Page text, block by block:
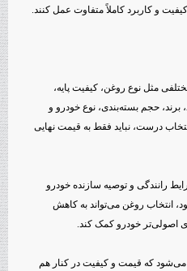
و کاربرد کاملاً متفاوت عمل کنند.
مثل نوع روغن، کیفیت پایه،
افزودنی‌ها، ویسکوزیته، استاندارد API، برند، حجم بسته‌بندی، نوع خودرو و
درست، نباید فقط به قیمت نهایی
رانندگی و توصیه سازنده خودرو
انتخاب روغن می‌تواند به کاهش
اصولی‌تر خودرو کمک کند.
می‌شود که قیمت و کیفیت در کنار هم